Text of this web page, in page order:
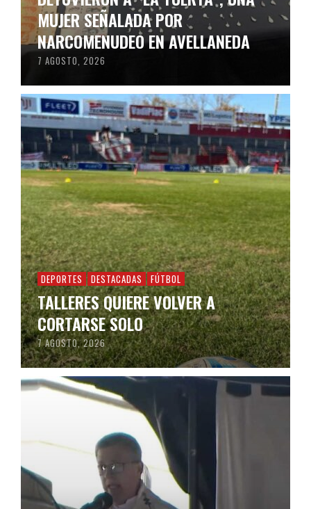
MUJER SEÑALADA POR
NARCOMENUDEO EN AVELLANEDA
7 AGOSTO, 2026
DEPORTES DESTACADAS FÚTBOL
TALLERES QUIERE VOLVER A
CORTARSE SOLO
7 AGOSTO, 2026